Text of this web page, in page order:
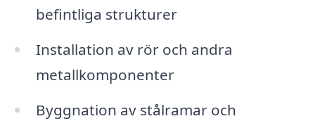
befintliga strukturer
Installation av rör och andra
metallkomponenter
Byggnation av stålramar och